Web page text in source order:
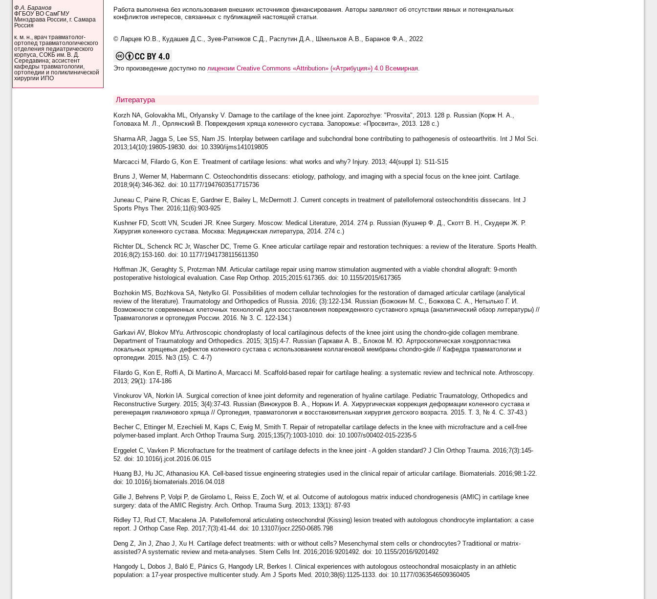
Ф.А. Баранов
ФГБОУ ВО СамГМУ
Минздрава России, г. Самара
Россия
к. м. н., врач травматолог-
ортопед травматологического
отделения педиатрического
корпуса, СОКБ им. В. Д.
Середавина; ассистент
кафедры травматологии,
ортопедии и поликлинической
хирургии ИПО
Работа выполнена без использования внешних источников финансирования. Авторы заявляют об отсутствии явных и потенциальных
конфликтов интересов, связанных с публикацией настоящей статьи.
© Ларцев Ю.В., Кудашев Д.С., Зуев-Ратников С.Д., Распутин Д.А., Шмельков А.В., Баранов Ф.А., 2022
Это произведение доступно по лицензии Creative Commons «Attribution» («Атрибуция») 4.0 Всемирная.
Литература
Korzh NA, Golovakha ML, Orlyansky V. Damage to the cartilage of the knee joint. Zaporozhye: "Prosvita", 2013. 128 p. Russian (Корж Н. А.,
Головаха М. Л., Орлянский В. Повреждения хряща коленного сустава. Запорожье: «Просвита», 2013. 128 с.)
Sharma AR, Jagga S, Lee SS, Nam JS. Interplay between cartilage and subchondral bone contributing to pathogenesis of osteoarthritis. Int J Mol Sci.
2013;14(10):19805-19830. doi: 10.3390/ijms141019805
Marcacci M, Filardo G, Kon E. Treatment of cartilage lesions: what works and why? Injury. 2013; 44(suppl 1): S11-S15
Bruns J, Werner M, Habermann C. Osteochondritis dissecans: etiology, pathology, and imaging with a special focus on the knee joint. Cartilage.
2018;9(4):346-362. doi: 10.1177/1947603517715736
Juneau C, Paine R, Chicas E, Gardner E, Bailey L, McDermott J. Current concepts in treatment of patellofemoral osteochondritis dissecans. Int J
Sports Phys Ther. 2016;11(6):903-925
Kushner FD, Scott VN, Scuderi JR. Knee Surgery. Moscow: Medical Literature, 2014. 274 p. Russian (Кушнер Ф. Д., Скотт В. Н., Скудери Ж. Р.
Хирургия коленного сустава. Москва: Медицинская литература, 2014. 274 с.)
Richter DL, Schenck RC Jr, Wascher DC, Treme G. Knee articular cartilage repair and restoration techniques: a review of the literature. Sports Health.
2016;8(2):153-160. doi: 10.1177/1941738115611350
Hoffman JK, Geraghty S, Protzman NM. Articular cartilage repair using marrow stimulation augmented with a viable chondral allograft: 9-month
postoperative histological evaluation. Case Rep Orthop. 2015;2015:617365. doi: 10.1155/2015/617365
Bozhokin MS, Bozhkova SA, Netylko GI. Possibilities of modern cellular technologies for the restoration of damaged articular cartilage (analytical
review of the literature). Traumatology and Orthopedics of Russia. 2016; (3):122-134. Russian (Божокин М. С., Божкова С. А., Нетылько Г. И.
Возможности современных клеточных технологий для восстановления поврежденного суставного хряща (аналитический обзор литературы) //
Травматология и ортопедия России. 2016. № 3. С. 122-134.)
Garkavi AV, Blokov MYu. Arthroscopic chondroplasty of local cartilaginous defects of the knee joint using the chondro-gide collagen membrane.
Department of Traumatology and Orthopedics. 2015; 3(15):4-7. Russian (Гаркави А. В., Блоков М. Ю. Артроскопическая хондропластика
локальных хрящевых дефектов коленного сустава с использованием коллагеновой мембраны chondro-gide // Кафедра травматологии и
ортопедии. 2015. №3 (15). С. 4-7)
Filardo G, Kon E, Roffi A, Di Martino A, Marcacci M. Scaffold-based repair for cartilage healing: a systematic review and technical note. Arthroscopy.
2013; 29(1): 174-186
Vinokurov VA, Norkin IA. Surgical correction of knee joint deformity and regeneration of hyaline cartilage. Pediatric Traumatology, Orthopedics and
Reconstructive Surgery. 2015; 3(4):37-43. Russian (Винокуров В. А., Норкин И. А. Хирургическая коррекция деформации коленного сустава и
регенерация гиалинового хряща // Ортопедия, травматология и восстановительная хирургия детского возраста. 2015. Т. 3, № 4. С. 37-43.)
Becher C, Ettinger M, Ezechieli M, Kaps C, Ewig M, Smith T. Repair of retropatellar cartilage defects in the knee with microfracture and a cell-free
polymer-based implant. Arch Orthop Trauma Surg. 2015;135(7):1003-1010. doi: 10.1007/s00402-015-2235-5
Erggelet C, Vavken P. Microfracture for the treatment of cartilage defects in the knee joint - A golden standard? J Clin Orthop Trauma. 2016;7(3):145-
52. doi: 10.1016/j.jcot.2016.06.015
Huang BJ, Hu JC, Athanasiou KA. Cell-based tissue engineering strategies used in the clinical repair of articular cartilage. Biomaterials. 2016;98:1-22.
doi: 10.1016/j.biomaterials.2016.04.018
Gille J, Behrens P, Volpi P, de Girolamo L, Reiss E, Zoch W, et al. Outcome of autologous matrix induced chondrogenesis (AMIC) in cartilage knee
surgery: data of the AMIC Registry. Arch. Orthop. Trauma Surg. 2013; 133(1): 87-93
Ridley TJ, Rud CT, Macalena JA. Patellofemoral articulating osteochondral (Kissing) lesion treated with autologous chondrocyte implantation: a case
report. J Orthop Case Rep. 2017;7(3):41-44. doi: 10.13107/jocr.2250-0685.798
Deng Z, Jin J, Zhao J, Xu H. Cartilage defect treatments: with or without cells? Mesenchymal stem cells or chondrocytes? Traditional or matrix-
assisted? A systematic review and meta-analyses. Stem Cells Int. 2016;2016:9201492. doi: 10.1155/2016/9201492
Hangody L, Dobos J, Baló E, Pánics G, Hangody LR, Berkes I. Clinical experiences with autologous osteochondral mosaicplasty in an athletic
population: a 17-year prospective multicenter study. Am J Sports Med. 2010;38(6):1125-1133. doi: 10.1177/0363546509360405